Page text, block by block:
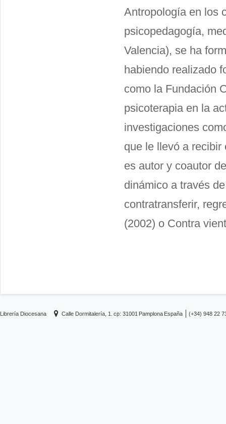
Antropología en los
psicopedagogía,
Valencia), se ha
habiendo realizado
como la Fundación
psicoterapia en la
investigaciones
que le llevó a
es autor y coautor
dinámico a través
contratransferir,
(2002) o Contra
Librería Diocesana Calle Dormitalería, 1. cp: 31001 Pamplona España (+34) 948 22